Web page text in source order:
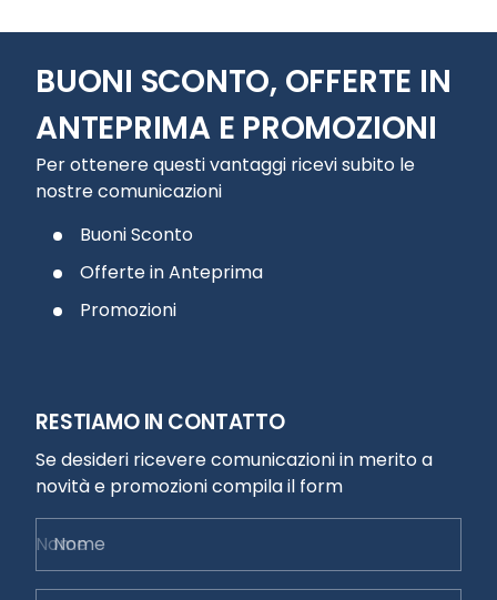
BUONI SCONTO, OFFERTE IN
ANTEPRIMA E PROMOZIONI
Per ottenere questi vantaggi ricevi subito le
nostre comunicazioni
Buoni Sconto
Offerte in Anteprima
Promozioni
RESTIAMO IN CONTATTO
Se desideri ricevere comunicazioni in merito a
novità e promozioni compila il form
Nome